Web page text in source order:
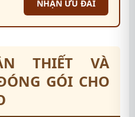
NHẬN ƯU ĐÃI
THIẾT VÀ
GÓI CHO